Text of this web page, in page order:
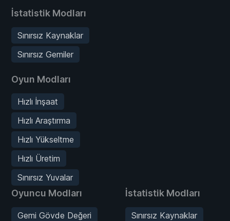
İstatistik Modları
Sınırsız Kaynaklar
Sınırsız Gemiler
Oyun Modları
Hızlı İnşaat
Hızlı Araştırma
Hızlı Yükseltme
Hızlı Üretim
Sınırsız Yuvalar
Oyuncu Modları
Gemi Gövde Değeri
İstatistik Modları
Sınırsız Kaynaklar